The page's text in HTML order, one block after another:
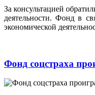
За консультацией
деятельности. Фонд в
экономической
Фонд соцстраха